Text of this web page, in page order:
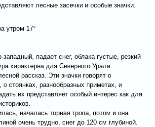
лесные засечки и особые значки.
утром 17°
падает снег, облака густые, резкий
характерна для Северного Урала.
рассказ. Эти значки говорят о
о стоянках, разнообразных приметах, и
их представляет особый интерес как для
началась торная тропа, потом и она
очень трудно, снег до 120 см глубиной.